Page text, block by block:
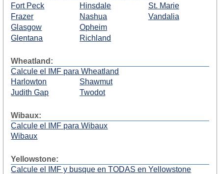
Fort Peck
Frazer
Glasgow
Glentana
Hinsdale
Nashua
Opheim
Richland
St. Marie
Vandalia
Wheatland:
Calcule el IMF para Wheatland
Harlowton
Judith Gap
Shawmut
Twodot
Wibaux:
Calcule el IMF para Wibaux
Wibaux
Yellowstone:
Calcule el IMF y busque en TODAS en Yellowstone